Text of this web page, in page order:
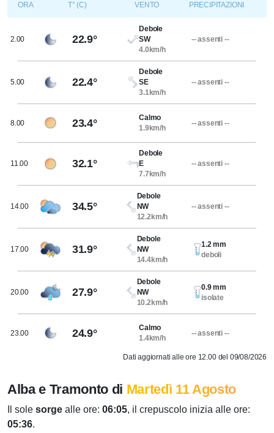
ORA T° (C) VENTO PRECIPITAZIONI
2.00 22.9°
Debole
SW
4.0km/h
-- assenti --
5.00 22.4°
Debole
SE
3.1km/h
-- assenti --
8.00 23.4°
Calmo
1.9km/h
-- assenti --
11.00 32.1°
Debole
E
7.7km/h
-- assenti --
14.00 34.5°
Debole
NW
12.2km/h
-- assenti --
17.00 31.9°
Debole
NW
14.4km/h
1.2 mm
deboli
20.00 27.9°
Debole
NW
10.2km/h
0.9 mm
isolate
23.00 24.9°
Calmo
1.4km/h
-- assenti --
Dati aggiornati alle ore 12.00 del 09/08/2026
Alba e Tramonto di Martedì 11 Agosto
Il sole sorge alle ore: 06:05, il crepuscolo inizia alle ore:
05:36.